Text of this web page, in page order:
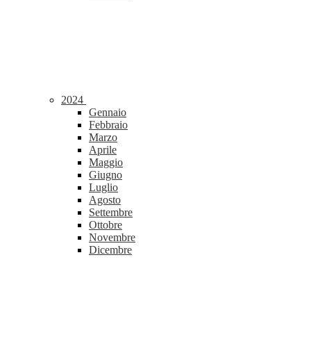
2024
Gennaio
Febbraio
Marzo
Aprile
Maggio
Giugno
Luglio
Agosto
Settembre
Ottobre
Novembre
Dicembre